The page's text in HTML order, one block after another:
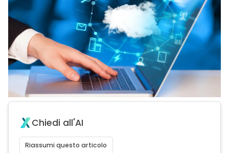
Chiedi all'AI
Riassumi questo articolo